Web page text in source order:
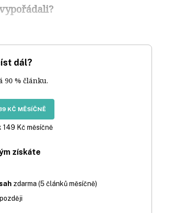
dál?
90 % článku.
KČ MĚSÍČNĚ
149 Kč měsíčně
získáte
zdarma (5 článků měsíčně)